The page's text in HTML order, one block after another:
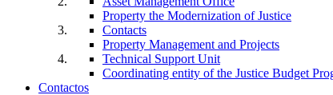
Property the Modernization of Justice
Contacts
Property Management and Projects
Technical Support Unit
Coordinating entity of the Justice Budget
Contactos